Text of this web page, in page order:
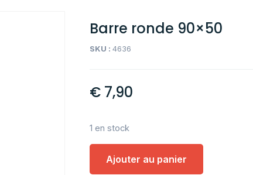
Barre ronde 90×50
SKU :4636
€ 7,90
1 en stock
Ajouter au panier